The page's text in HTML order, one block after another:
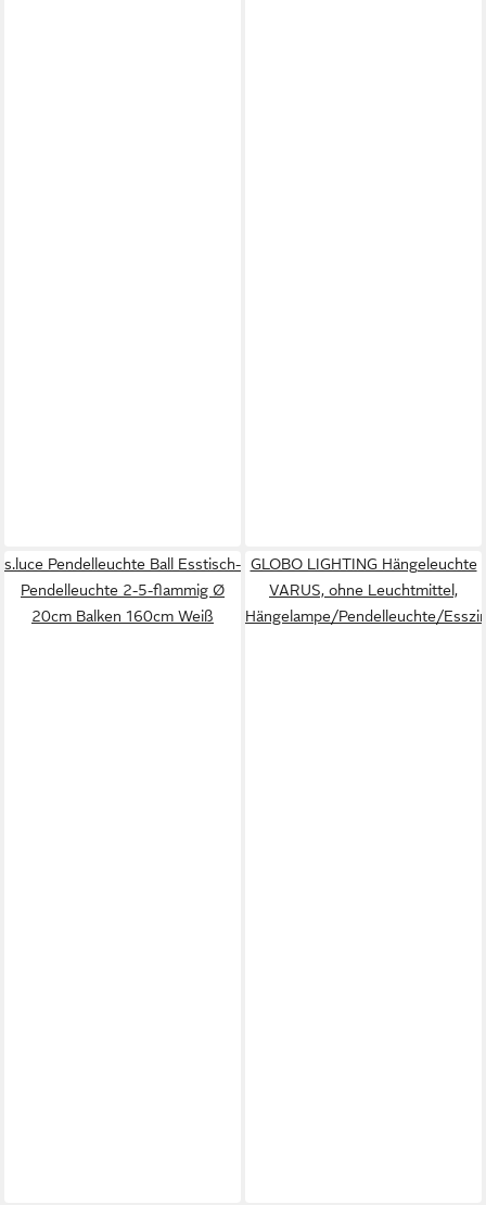
s.luce Pendelleuchte Ball Esstisch-
Pendelleuchte 2-5-flammig Ø
20cm Balken 160cm Weiß
GLOBO LIGHTING Hängeleuchte
VARUS, ohne Leuchtmittel,
Hängelampe/Pendelleuchte/